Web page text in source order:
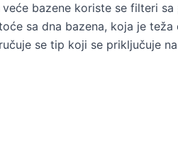
bazene koriste se filteri sa
sa dna bazena, koja je
se tip koji se priključuje